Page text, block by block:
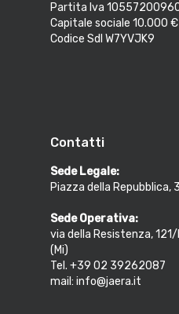
Partita Iva
Capitale sociale 10.000 €
Codice SdI W7YVJK9
Contatti
Sede Legale:
Piazza della Repubblica,
Sede Operativa:
via della Resistenza,
(Mi)
Tel. +39 02 39262087
mail: info@jaera.it